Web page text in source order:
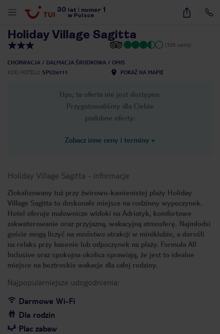
30 lat numer 1
w Polsce
11
Holiday Village Sagitta
(305 opinii)
CHORWACJA DALMACJA ŚRODKOWA
OMIS
KOD HOTELU SPU26111 POKAŻ NA MAPIE
Ups, ta oferta nie jest dostępna.
Przygotowaliśmy dla Ciebie
podobne oferty:
Zobacz inne ceny i terminy »
Holiday Village Sagitta - informacje
Zlokalizowany tuż przy żwirowo-kamienistej plaży Holiday
Village Sagitta to doskonałe miejsce na rodzinny wypoczynek.
Hotel oferuje malownicze widoki na Adriatyk, komfortowe
zakwaterowanie oraz przyjazną, wakacyjną atmosferę. Najmłodsi
goście mogą liczyć na mnóstwo atrakcji w miniklubie, a dorośli
na relaks przy basenie lub odpoczynek na plaży. Formuła All
Inclusive oraz spokojna okolica sprawiają, że jest to idealne
miejsce na beztroskie wakacje dla całej rodziny.
Najpopularniejsze udogodnienia:
Darmowe Wi-Fi
Dla rodzin
Plac zabaw